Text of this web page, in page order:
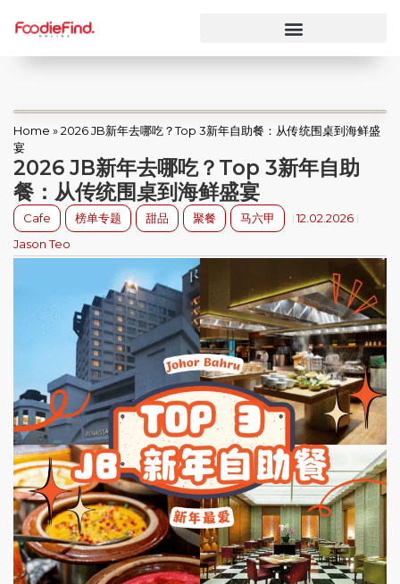
Home »2026 JB新年去哪吃？Top 3新年自助餐：从传统围桌到海鲜盛
宴
2026 JB新年去哪吃？Top 3新年自助
餐：从传统围桌到海鲜盛宴
Cafe 榜单专题 甜品 聚餐 马六甲
12.02.2026
Jason Teo